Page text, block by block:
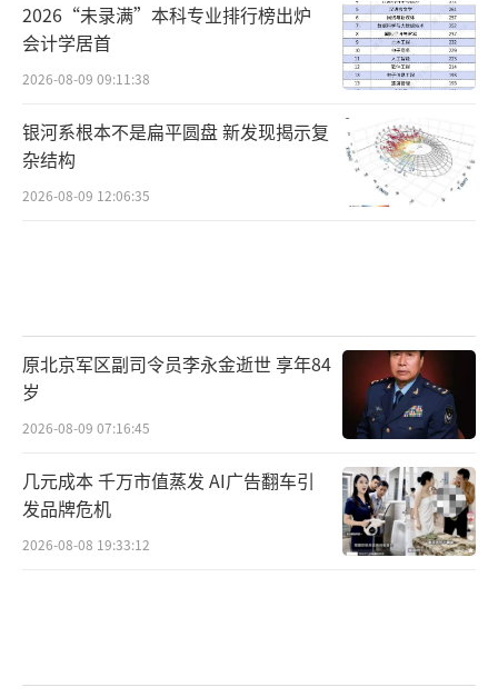
2026“未录满”本科专业排行榜出炉
会计学居首
2026-08-09 09:11:38
银河系根本不是扁平圆盘 新发现揭示复
杂结构
2026-08-09 12:06:35
原北京军区副司令员李永金逝世 享年84
岁
2026-08-09 07:16:45
几元成本 千万市值蒸发 AI广告翻车引
发品牌危机
2026-08-08 19:33:12